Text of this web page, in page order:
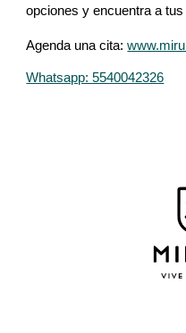
opciones y encuentra a
Agenda una cita:
Whatsapp: 5540042326